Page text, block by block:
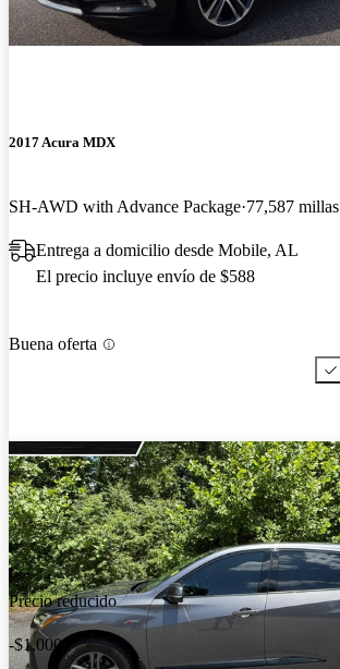
2017 Acura MDX
SH-AWD with Advance Package 77,587 millas
Entrega a domicilio desde Mobile, AL
El precio incluye envío de $588
Buena oferta
Precio reducido
-$1,000